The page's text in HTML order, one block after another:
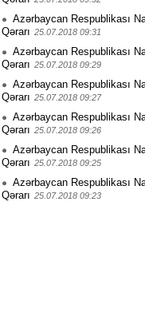
Azərbaycan Respublikası
Qərarı 25.07.2018 09:31
Azərbaycan Respublikası
Qərarı 25.07.2018 09:29
Azərbaycan Respublikası
Qərarı 25.07.2018 09:27
Azərbaycan Respublikası
Qərarı 25.07.2018 09:26
Azərbaycan Respublikası
Qərarı 25.07.2018 09:25
Azərbaycan Respublikası
Qərarı 25.07.2018 09:23